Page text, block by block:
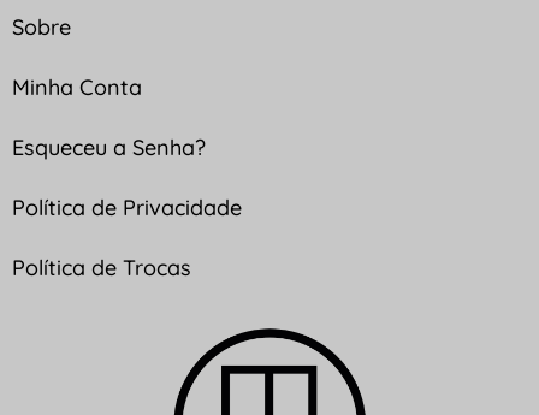
Sobre
Minha Conta
Esqueceu a Senha?
Política de Privacidade
Política de Trocas